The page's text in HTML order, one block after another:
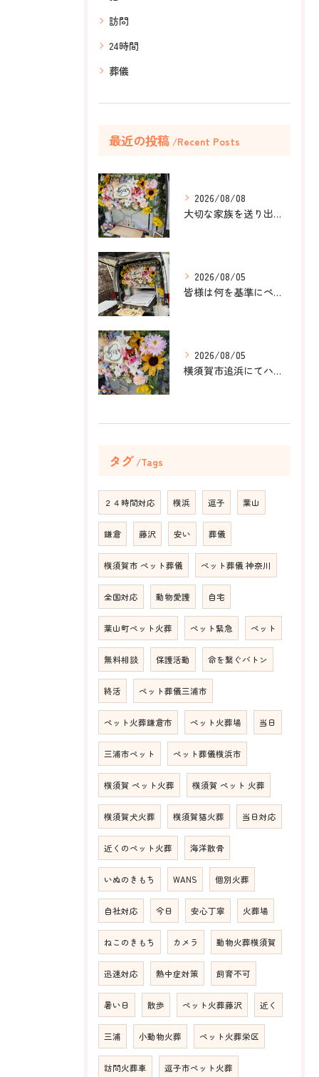
訪問
24時間
葬儀
最近の投稿 Recent Posts
2026/08/08
大切な家族を送り出すお手伝いをしました。
2026/08/05
皆様は何を基準にペット葬儀社を選びますか？
2026/08/05
横須賀市追浜にてハムスターのみかんちゃんのペット火葬のお手伝...
タグ Tags
２４時間対応 横浜 逗子 葉山
鎌倉 藤沢 安い 葬儀
横須賀市 ペット葬儀 ペット葬儀 神奈川
全国対応 動物愛護 自宅
葉山町ペット火葬 ペット緊急 ペット
無料相談 保護活動 命を繋ぐバトン
終活 ペット葬儀三浦市
ペット火葬鎌倉市 ペット火葬場 当日
三浦市ペット ペット葬儀横浜市
横須賀 ペット火葬 横須賀 ペット 火葬
横須賀犬火葬 横須賀猫火葬 当日対応
近くのペット火葬 海洋散骨
いぬのきもち WANS 個別火葬
自社対応 今日 安心丁寧 火葬場
ねこのきもち カメラ 動物火葬横須賀
迅速対応 熱中症対策 飼育不可
暑い日 散歩 ペット火葬藤沢 近く
三浦 小動物火葬 ペット火葬栄区
訪問火葬車 逗子市ペット火葬